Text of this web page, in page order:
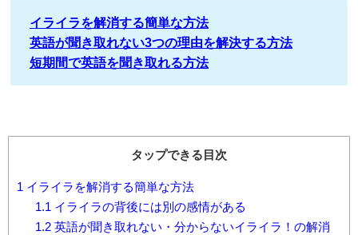
イライラを解消する簡単な方法
英語が聞き取れない3つの理由を解決する方法
短期間で英語を聞き取れる方法
タップできる目次
1 イライラを解消する簡単な方法
1.1 イライラの背後には別の感情がある
1.2英語が聞き取れない・分からないイライラ！の解消